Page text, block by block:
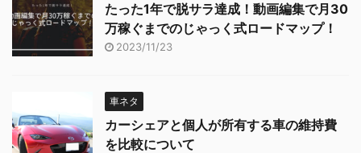
たった1年で脱サラ達成！動画編集で月30
万稼ぐまでのじゃっく式ロードマップ！
2023/11/23
車ネタ
カーシェアと個人が所有する車の維持費
を比較について